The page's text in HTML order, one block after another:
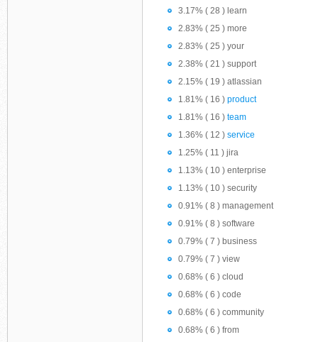
3.17% ( 28 ) learn
2.83% ( 25 ) more
2.83% ( 25 ) your
2.38% ( 21 ) support
2.15% ( 19 ) atlassian
1.81% ( 16 ) product
1.81% ( 16 ) team
1.36% ( 12 ) service
1.25% ( 11 ) jira
1.13% ( 10 ) enterprise
1.13% ( 10 ) security
0.91% ( 8 ) management
0.91% ( 8 ) software
0.79% ( 7 ) business
0.79% ( 7 ) view
0.68% ( 6 ) cloud
0.68% ( 6 ) code
0.68% ( 6 ) community
0.68% ( 6 ) from